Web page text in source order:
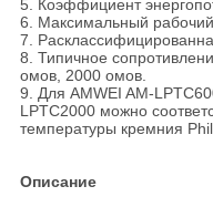
5. Коэффициент
6. Максимальный
7.
8. Типичное
омов, 2000 омов.
9. Для AMWEI AM-
LPTC2000 можно
температуры кремния
Описание